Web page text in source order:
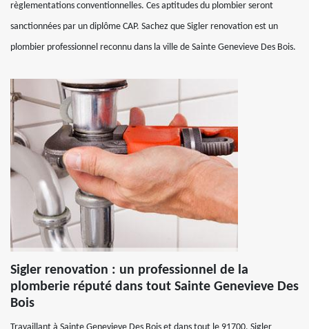
règlementations conventionnelles. Ces aptitudes du plombier seront
sanctionnées par un diplôme CAP. Sachez que Sigler renovation est un
plombier professionnel reconnu dans la ville de Sainte Genevieve Des Bois.
Sigler renovation : un professionnel de la
plomberie réputé dans tout Sainte Genevieve Des
Bois